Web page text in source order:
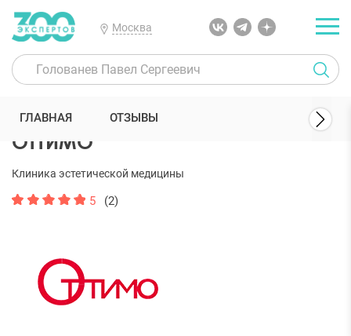
Москва
300 Экспертов Клиники
ОТТИМО
Клиника эстетической медицины
5 (2)
ГЛАВНАЯ ОТЗЫВЫ